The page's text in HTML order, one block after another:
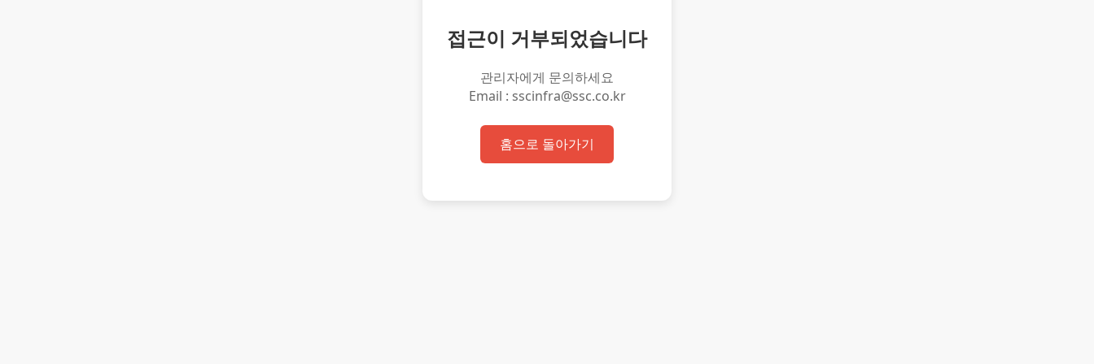
접근이 거부되었습니다
관리자에게 문의하세요
Email : sscinfra@ssc.co.kr
홈으로 돌아가기